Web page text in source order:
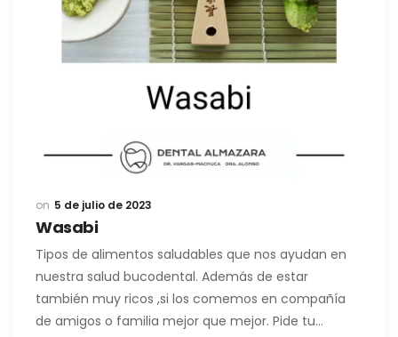
5 de julio de 2023
Wasabi
Tipos de alimentos saludables que nos ayudan en
nuestra salud bucodental. Además de estar
también muy ricos ,si los comemos en compañía
de amigos o familia mejor que mejor. Pide tu…